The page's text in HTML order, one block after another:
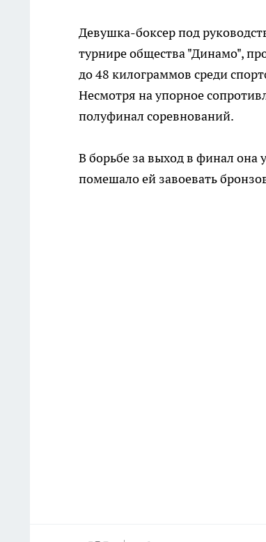
Девушка-боксер под
турнире общества "Динамо",
до 48 килограммов среди
Несмотря на упорное
полуфинал соревнований.
В борьбе за выход в финал она
помешало ей завоевать